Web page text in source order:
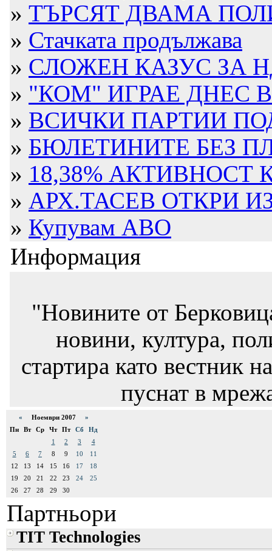
» ТЪРСЯТ ДВАМА
» Стачката продължава
» СЛОЖЕН КАЗУС ЗА
» "КОМ" ИГРАЕ ДНЕС
» ВСИЧКИ ПАРТИИ
» БЮЛЕТИНИТЕ БЕЗ
» 18,38% АКТИВНОСТ
» АРХ.ТАСЕВ ОТКРИ
» Купувам АВО
Информация
"Новините от
новини, култура,
стартира като вестник
пуснат в
« Ноември 2007 »
Пн
Вт Ср Чт Пт Сб
Нд
1
2 3
4
5
6 7 8 9 10
11
12
13 14 15 16 17
18
19
20 21 22 23 24
25
26
27 28 29 30
Партньори
TIT Technologies